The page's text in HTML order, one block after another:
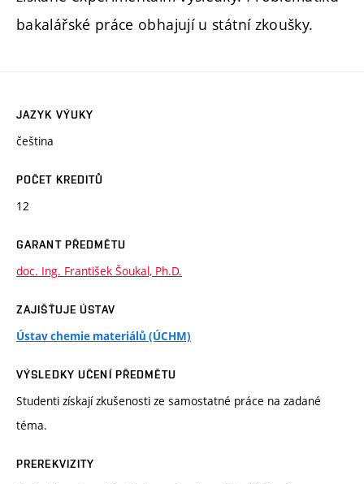
bakalářské práce obhajují u státní zkoušky.
JAZYK VÝUKY
čeština
POČET KREDITŮ
12
GARANT PŘEDMĚTU
doc. Ing. František Šoukal, Ph.D.
ZAJIŠŤUJE ÚSTAV
Ústav chemie materiálů (ÚCHM)
VÝSLEDKY UČENÍ PŘEDMĚTU
Studenti získají zkušenosti ze samostatné práce na zadané
téma.
PREREKVIZITY